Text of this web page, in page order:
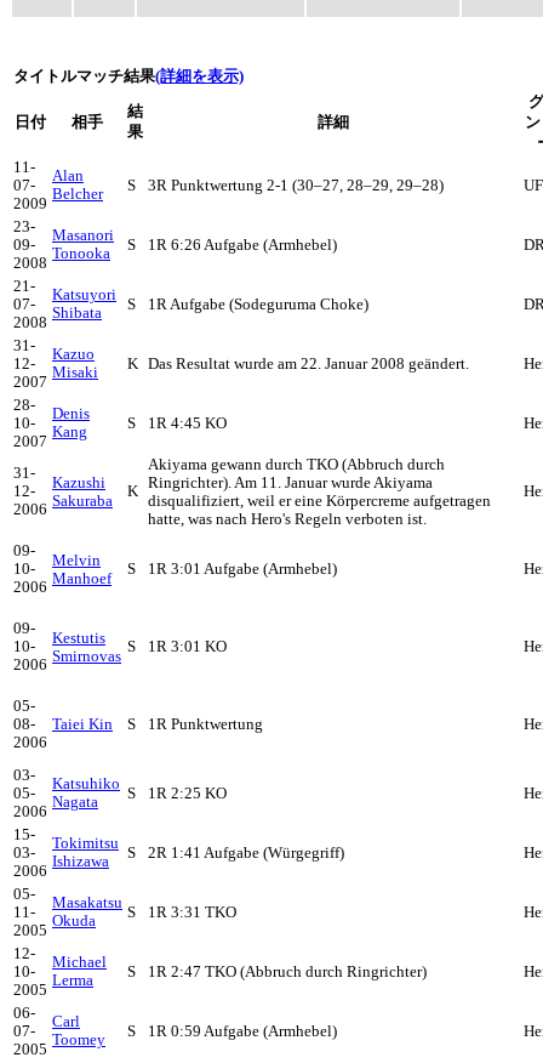
タイトルマッチ結果(詳細を表示)
日付 相手
結
果
詳細
11-
07-
2009
Alan
Belcher
S 3R Punktwertung 2-1 (30–27, 28–29, 29–28)
23-
09-
2008
Masanori
Tonooka
S 1R 6:26 Aufgabe (Armhebel)
21-
07-
2008
Katsuyori
Shibata
S 1R Aufgabe (Sodeguruma Choke)
31-
12-
2007
Kazuo
Misaki
K Das Resultat wurde am 22. Januar 2008 geändert.
28-
10-
2007
Denis
Kang
S 1R 4:45 KO
31-
12-
2006
Kazushi
Sakuraba
K
Akiyama gewann durch TKO (Abbruch durch
Ringrichter). Am 11. Januar wurde Akiyama
disqualifiziert, weil er eine Körpercreme aufgetragen
hatte, was nach Hero's Regeln verboten ist.
09-
10-
2006
Melvin
Manhoef
S 1R 3:01 Aufgabe (Armhebel)
09-
10-
2006
Kestutis
Smirnovas
S 1R 3:01 KO
05-
08-
2006
Taiei Kin S 1R Punktwertung
03-
05-
2006
Katsuhiko
Nagata
S 1R 2:25 KO
15-
03-
2006
Tokimitsu
Ishizawa
S 2R 1:41 Aufgabe (Würgegriff)
05-
11-
2005
Masakatsu
Okuda
S 1R 3:31 TKO
12-
10-
2005
Michael
Lerma
S 1R 2:47 TKO (Abbruch durch Ringrichter)
06-
07-
2005
Carl
Toomey
S 1R 0:59 Aufgabe (Armhebel)